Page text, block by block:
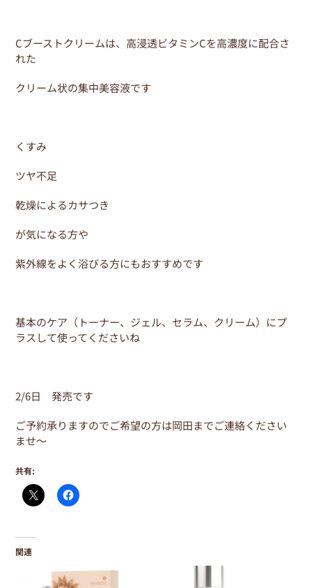
Cブーストクリームは、高浸透ビタミンCを高濃度に配合さ
れた
クリーム状の集中美容液です
くすみ
ツヤ不足
乾燥によるカサつき
が気になる方や
紫外線をよく浴びる方にもおすすめです
基本のケア（トーナー、ジェル、セラム、クリーム）にプ
ラスして使ってくださいね
2/6日 発売です
ご予約承りますのでご希望の方は岡田までご連絡ください
ませ～
共有:
関連